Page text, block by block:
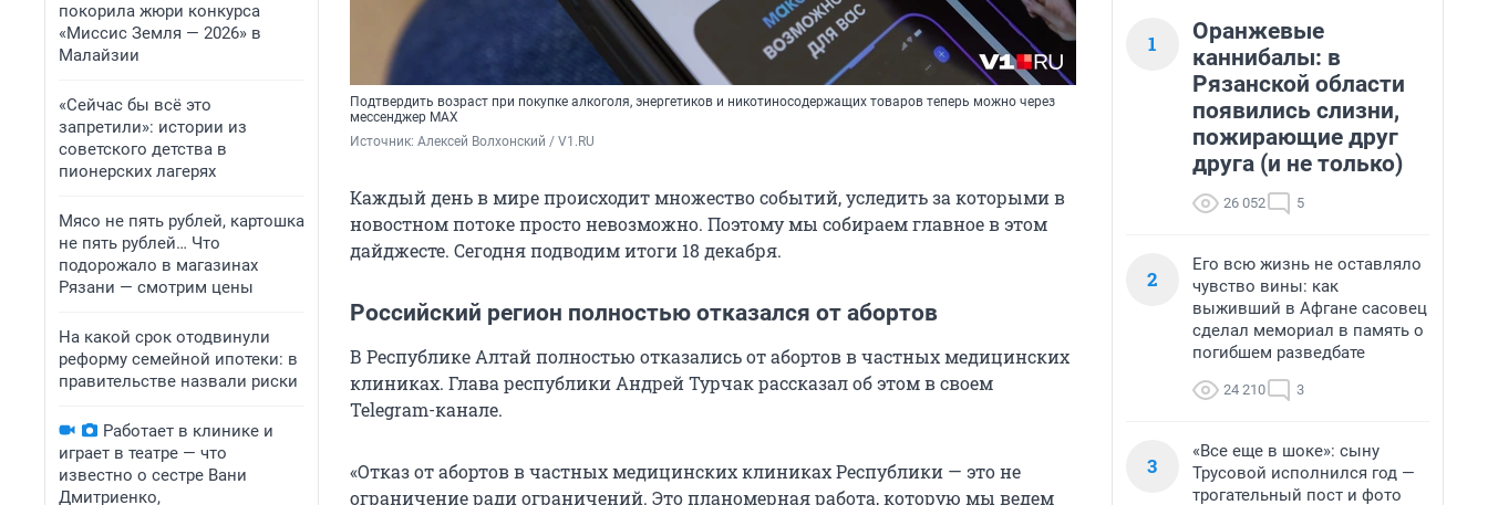
покорила жюри конкурса
«Миссис Земля — 2026» в
Малайзии
«Сейчас бы всё это
запретили»: истории из
советского детства в
пионерских лагерях
Мясо не пять рублей, картошка
не пять рублей… Что
подорожало в магазинах
Рязани — смотрим цены
На какой срок отодвинули
реформу семейной ипотеки: в
правительстве назвали риски
Работает в клинике и
играет в театре — что
известно о сестре Вани
Дмитриенко,
Подтвердить возраст при покупке алкоголя, энергетиков и никотиносодержащих товаров теперь можно через
мессенджер MAX
Источник: Алексей Волхонский / V1.RU
Каждый день в мире происходит множество событий, уследить за которыми в
новостном потоке просто невозможно. Поэтому мы собираем главное в этом
дайджесте. Сегодня подводим итоги 18 декабря.
Российский регион полностью отказался от абортов
В Республике Алтай полностью отказались от абортов в частных медицинских
клиниках. Глава республики Андрей Турчак рассказал об этом в своем
Telegram-канале.
«Отказ от абортов в частных медицинских клиниках Республики — это не
ограничение ради ограничений. Это планомерная работа, которую мы ведем
1
Оранжевые
каннибалы: в
Рязанской области
появились слизни,
пожирающие друг
друга (и не только)
26 052 5
2
Его всю жизнь не оставляло
чувство вины: как
выживший в Афгане сасовец
сделал мемориал в память о
погибшем разведбате
24 210 3
3
«Все еще в шоке»: сыну
Трусовой исполнился год —
трогательный пост и фото